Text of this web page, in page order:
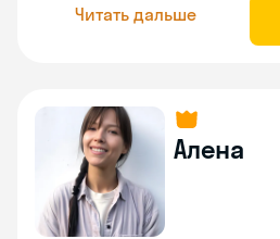
Читать дальше
Алена